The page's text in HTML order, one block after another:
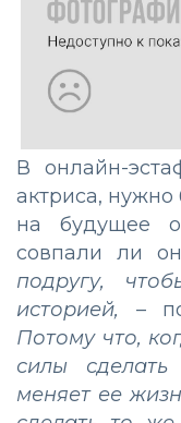
В онлайн-
актриса,
на будущее
совпали ли
подругу,
историей, –
Потому что,
силы
меняет ее